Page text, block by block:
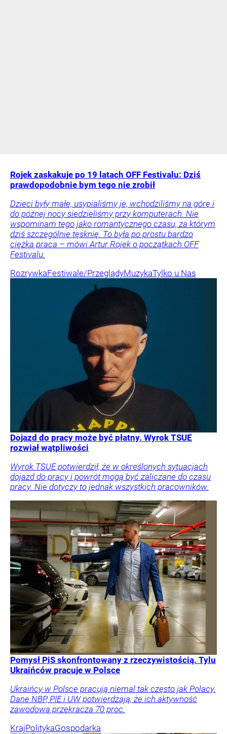
Rojek zaskakuje po 19 latach OFF Festivalu: Dziś
prawdopodobnie bym tego nie zrobił
Dzieci były małe, usypialiśmy je, wchodziliśmy na górę i
do późnej nocy siedzieliśmy przy komputerach. Nie
wspominam tego jako romantycznego czasu, za którym
dziś szczególnie tęsknię. To była po prostu bardzo
ciężka praca – mówi Artur Rojek o początkach OFF
Festivalu.
RozrywkaFestiwale/PrzeglądyMuzykaTylko u Nas
Dojazd do pracy może być płatny. Wyrok TSUE
rozwiał wątpliwości
Wyrok TSUE potwierdził, że w określonych sytuacjach
dojazd do pracy i powrót mogą być zaliczane do czasu
pracy. Nie dotyczy to jednak wszystkich pracowników.
Pomysł PiS skonfrontowany z rzeczywistością. Tylu
Ukraińców pracuje w Polsce
Ukraińcy w Polsce pracują niemal tak często jak Polacy.
Dane NBP, PIE i UW potwierdzają, że ich aktywność
zawodowa przekracza 70 proc.
KrajPolitykaGospodarka